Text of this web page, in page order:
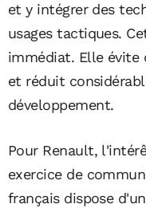
et y intégrer des
usages tactiques.
immédiat. Elle évite
et réduit
développement.
Pour Renault,
exercice de
français dispose